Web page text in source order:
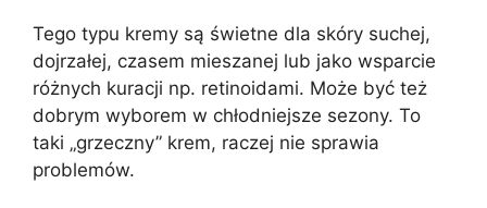
Tego typu kremy są świetne dla skóry suchej,
dojrzałej, czasem mieszanej lub jako wsparcie
różnych kuracji np. retinoidami. Może być też
dobrym wyborem w chłodniejsze sezony. To
taki „grzeczny” krem, raczej nie sprawia
problemów.